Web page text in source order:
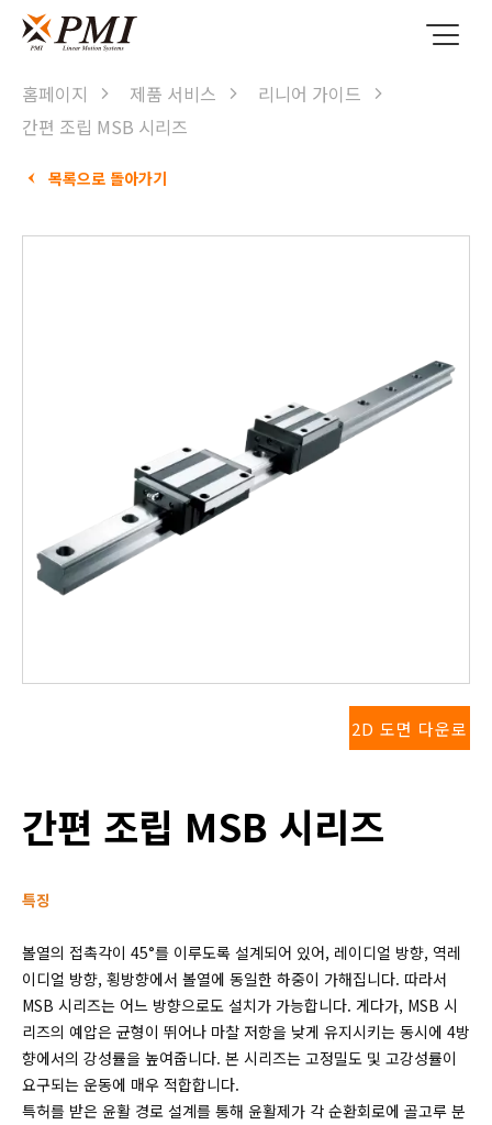
홈페이지 제품 서비스
리니어 가이드
간편 조립 MSB 시리즈
목록으로 돌아가기
간편 조립 MSB 시리즈
특징
볼열의 접촉각이 45°를 이루도록 설계되어 있어, 레이디얼 방향, 역레
이디얼 방향, 횡방향에서 볼열에 동일한 하중이 가해집니다. 따라서
MSB 시리즈는 어느 방향으로도 설치가 가능합니다. 게다가, MSB 시
리즈의 예압은 균형이 뛰어나 마찰 저항을 낮게 유지시키는 동시에 4방
향에서의 강성률을 높여줍니다. 본 시리즈는 고정밀도 및 고강성률이
요구되는 운동에 매우 적합합니다.
특허를 받은 윤활 경로 설계를 통해 윤활제가 각 순환회로에 골고루 분
2D 도면 다운로